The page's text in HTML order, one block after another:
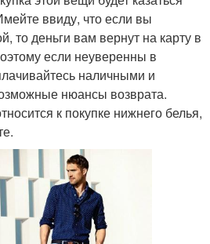
ввиду, что если вы
то деньги вам вернут на карту в
если неуверенны в
наличными и
нюансы возврата.
к покупке нижнего белья,